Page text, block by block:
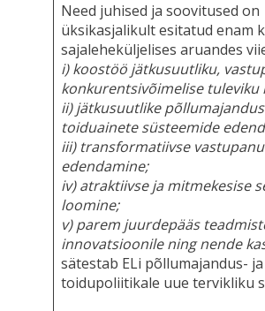
Need juhised ja soovitused on
üksikasjalikult esitatud enam
sajaleheküljelises aruandes
i) koostöö jätkusuutliku,
konkurentsivõimelise tuleviku
ii) jätkusuutlike
toiduainete süsteemide
iii) transformatiivse
edendamine;
iv) atraktiivse ja mitmekesise
loomine;
v) parem juurdepääs
innovatsioonile ning nende
sätestab ELi põllumajandus- ja
toidupoliitikale uue tervikliku